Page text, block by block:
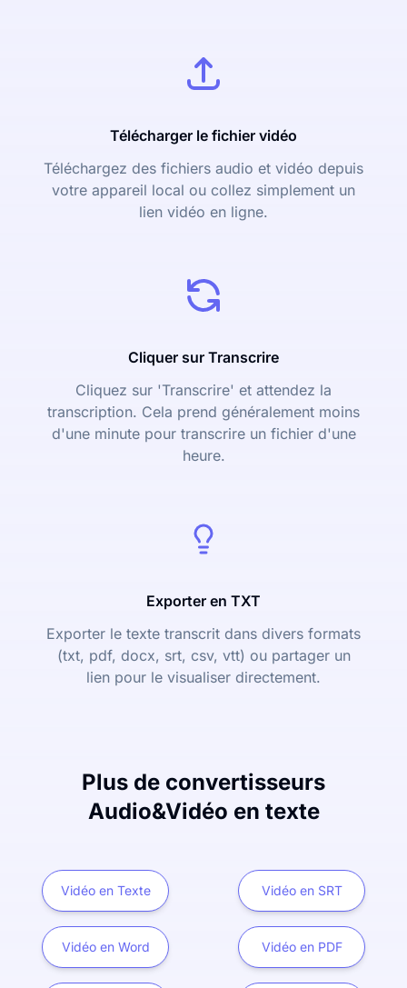
Télécharger le fichier vidéo
Téléchargez des fichiers audio et vidéo depuis
votre appareil local ou collez simplement un
lien vidéo en ligne.
Cliquer sur Transcrire
Cliquez sur 'Transcrire' et attendez la
transcription. Cela prend généralement moins
d'une minute pour transcrire un fichier d'une
heure.
Exporter en TXT
Exporter le texte transcrit dans divers formats
(txt, pdf, docx, srt, csv, vtt) ou partager un
lien pour le visualiser directement.
Plus de convertisseurs
Audio&Vidéo en texte
Vidéo en Texte Vidéo en SRT
Vidéo en Word Vidéo en PDF